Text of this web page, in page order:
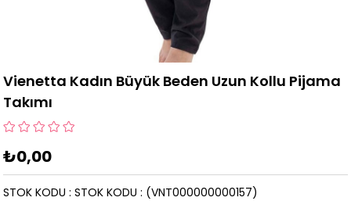
Vienetta Kadın Büyük Beden Uzun Kollu Pijama
Takımı
₺0,00
(VNT000000000157)
STOK KODU
STOK KODU